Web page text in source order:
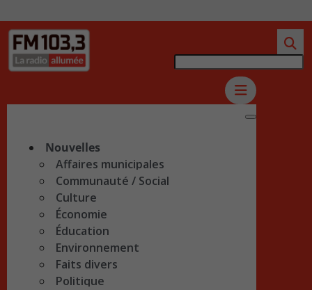
Nouvelles
Affaires municipales
Communauté / Social
Culture
Économie
Éducation
Environnement
Faits divers
Politique